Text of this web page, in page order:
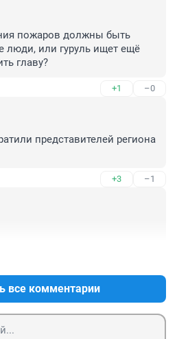
пожаров должны быть
люди, или гуруль ищет ещё
главу?
+1 –0
представителей региона
+3 –1
все комментарии